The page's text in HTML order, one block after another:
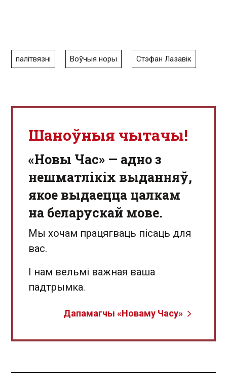
палітвязні Воўчыя норы Стэфан Лазавік
Шаноўныя чытачы!
«Новы Час» — адно з
нешматлікіх выданняў,
якое выдаецца цалкам
на беларускай мове.
Мы хочам працягваць пісаць для
вас.
І нам вельмі важная ваша
падтрымка.
Дапамагчы «Новаму Часу»